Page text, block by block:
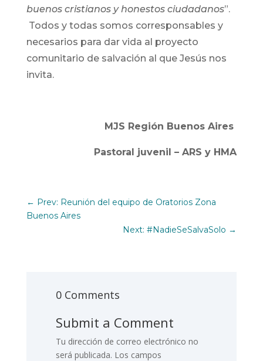
buenos cristianos y honestos ciudadanos”.
Todos y todas somos corresponsables y
necesarios para dar vida al proyecto
comunitario de salvación al que Jesús nos
invita.
MJS Región Buenos Aires
Pastoral juvenil – ARS y HMA
← Prev: Reunión del equipo de Oratorios Zona
Buenos Aires
Next: #NadieSeSalvaSolo →
0 Comments
Submit a Comment
Tu dirección de correo electrónico no
será publicada. Los campos